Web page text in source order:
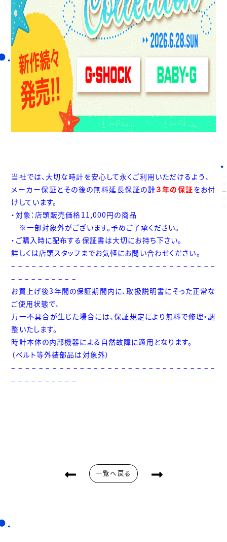
当社では、大切な時計を安心して永くご利用いただけるよう、
メーカー保証とその後の無料延長保証の計３年の保証をお付
けしています。
・対象：店頭販売価格11,000円の商品
※一部対象外がございます。予めご了承ください。
・ご購入時に配布する保証書は大切にお持ち下さい。
詳しくは店頭スタッフまでお気軽にお問い合わせください。
– – – – – – – – – – – – – – – – – – – – – – – – – – – – – –
– – – – – – – – – –
お買上げ後3年間の保証期間内に、取扱説明書にそった正常な
ご使用状態で、
万一不具合が生じた場合には、保証規定により無料で修理・調
整いたします。
時計本体の内部機器による自然故障に適用となります。
（ベルト等外装部品は対象外）
– – – – – – – – – – – – – – – – – – – – – – – – – – – – – –
– – – – – – – – – –
一覧へ戻る